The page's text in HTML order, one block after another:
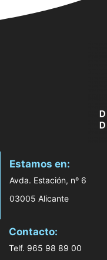
Estamos en:
Avda. Estación, nº 6
03005 Alicante
Contacto:
Telf. 965 98 89 00